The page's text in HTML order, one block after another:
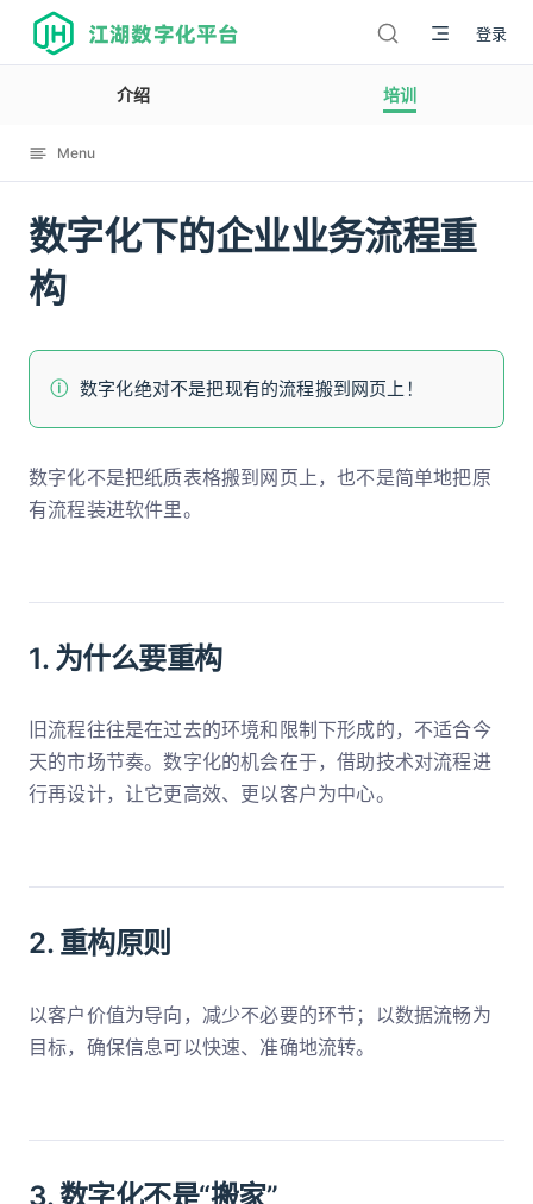
江湖数字化平台 登录
介绍 培训
Menu
数字化下的企业业务流程重
构
12011
数字化绝对不是把现有的流程搬到网页上！
数字化不是把纸质表格搬到网页上，也不是简单地把原
有流程装进软件里。
1. 为什么要重构
旧流程往往是在过去的环境和限制下形成的，不适合今
天的市场节奏。数字化的机会在于，借助技术对流程进
行再设计，让它更高效、更以客户为中心。
2. 重构原则
以客户价值为导向，减少不必要的环节；以数据流畅为
目标，确保信息可以快速、准确地流转。
3. 数字化不是“搬家”